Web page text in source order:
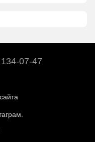
07-47